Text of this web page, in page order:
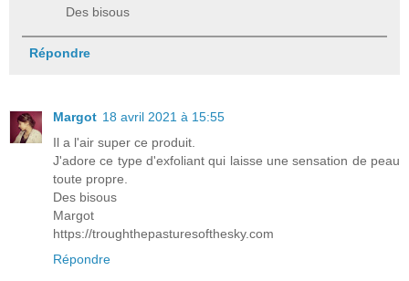
Des bisous
Répondre
Margot 18 avril 2021 à 15:55
Il a l'air super ce produit.
J'adore ce type d'exfoliant qui laisse une sensation de peau
toute propre.
Des bisous
Margot
https://troughthepasturesofthesky.com
Répondre